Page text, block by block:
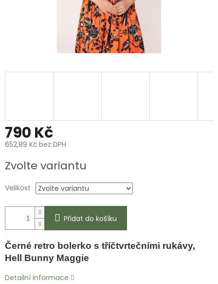
790 Kč
652,89 Kč bez DPH
cena:
Zvolte variantu
Velikost
Přidat do košíku
Černé retro bolerko s tříčtvrtečními rukávy,
Hell Bunny Maggie
Detailní informace